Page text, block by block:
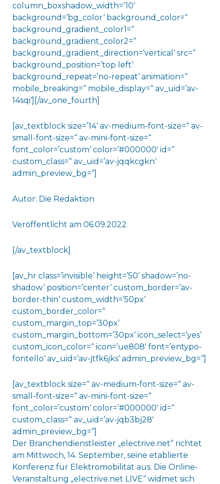
column_boxshadow_width=’10‘
background=’bg_color‘ background_color=“
background_gradient_color1=“
background_gradient_color2=“
background_gradient_direction=’vertical‘ src=“
background_position=’top left‘
background_repeat=’no-repeat‘ animation=“
mobile_breaking=“ mobile_display=“ av_uid=’av-
14sqi‘][/av_one_fourth]
[av_textblock size=’14‘ av-medium-font-size=“ av-
small-font-size=“ av-mini-font-size=“
font_color=’custom‘ color=’#000000′ id=“
custom_class=“ av_uid=’av-jqqkcgkn‘
admin_preview_bg=“]
Autor: Die Redaktion
Veröffentlicht am 06.09.2022
[/av_textblock]
[av_hr class=’invisible‘ height=’50‘ shadow=’no-
shadow‘ position=’center‘ custom_border=’av-
border-thin‘ custom_width=’50px‘
custom_border_color=“
custom_margin_top=’30px‘
custom_margin_bottom=’30px‘ icon_select=’yes‘
custom_icon_color=“ icon=’ue808′ font=’entypo-
fontello‘ av_uid=’av-jtfk6jks‘ admin_preview_bg=“]
[av_textblock size=“ av-medium-font-size=“ av-
small-font-size=“ av-mini-font-size=“
font_color=’custom‘ color=’#000000′ id=“
custom_class=“ av_uid=’av-jqb3bj28′
admin_preview_bg=“]
Der Branchendienstleister „electrive.net“ richtet
am Mittwoch, 14. September, seine etablierte
Konferenz für Elektromobilität aus. Die Online-
Veranstaltung „electrive.net LIVE“ widmet sich